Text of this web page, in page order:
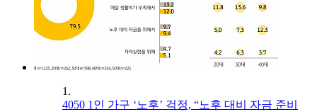
1.
4050 1인 가구 ‘노후’ 걱정, “노후 대비 자금 준비